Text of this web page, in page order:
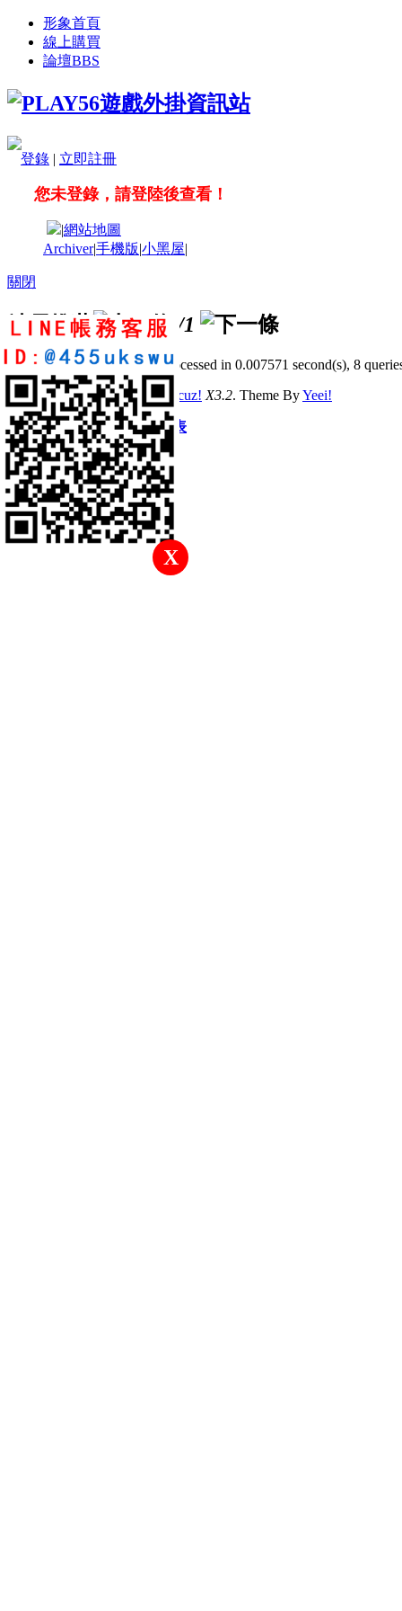
形象首頁
線上購買
論壇BBS
登錄 | 立即註冊
您未登錄，請登陸後查看！
X
|網站地圖
Archiver|手機版|小黑屋|
關閉
站長推薦 /1
GMT+8, 2026-8-7 19:13, Processed in 0.007571 second(s), 8
© 2001-2011 Powered byDiscuz! X3.2. Theme ByYeei!
快速回復 返回頂部 返回列表